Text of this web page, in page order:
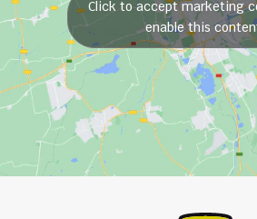
Click to accept marketing
enable this